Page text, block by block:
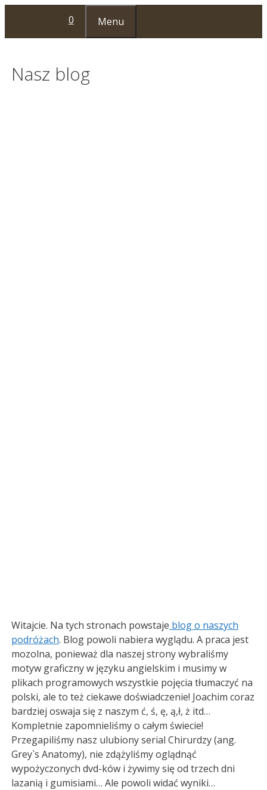
treści
0 Menu
Nasz blog
Witajcie. Na tych stronach powstaje blog o naszych
podróżach. Blog powoli nabiera wyglądu. A praca jest
mozolna, ponieważ dla naszej strony wybraliśmy
motyw graficzny w języku angielskim i musimy w
plikach programowych wszystkie pojęcia tłumaczyć na
polski, ale to też ciekawe doświadczenie! Joachim coraz
bardziej oswaja się z naszym ć, ś, ę, ą,ł, ż itd…
Kompletnie zapomnieliśmy o całym świecie!
Przegapiliśmy nasz ulubiony serial Chirurdzy (ang.
Grey`s Anatomy), nie zdążyliśmy oglądnąć
wypożyczonych dvd-ków i żywimy się od trzech dni
lazanią i gumisiami… Ale powoli widać wyniki…